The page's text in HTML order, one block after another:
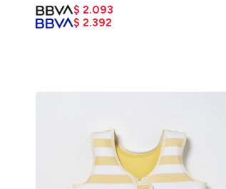
$ 2.093
$ 2.392